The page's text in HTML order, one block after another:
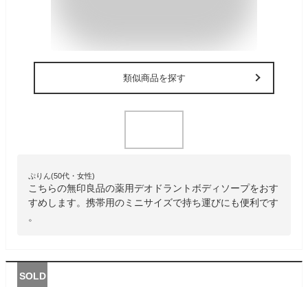
類似商品を探す
ぷりん(50代・女性)
こちらの無印良品の薬用デオドラントボディソープをおす
すめします。携帯用のミニサイズで持ち運びにも便利です
。
SOLD